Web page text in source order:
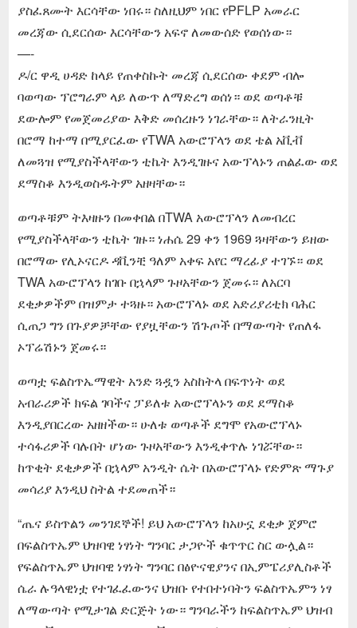
ያስፈጸሙት እርሳቸው ነበሩ። ስለዚህም ነበር የPFLP አመራር
መረጃው ሲደርሰው እርሳቸውን አፍኖ ለመውሰድ የወሰነው።
—-
ዶ/ር ዋዲ ሀዳድ ከላይ የጠቀስኩት መረጃ ሲደርሰው ቀደም ብሎ
ባወጣው ፕሮግራም ላይ ለውጥ ለማድረግ ወሰነ። ወደ ወጣቶቹ
ደውሎም የመጀመሪያው እቅድ መሰረዙን ነገራቸው። ለትራንዚት
በሮማ ከተማ በሚያርፈው የTWA አውሮፕላን ወደ ቴል አቪቭ
ለመጓዝ የሚያስችላቸውን ቲኬት እንዲገዙና አውፕላኑን ጠልፈው ወደ
ደማስቆ እንዲወስዱትም አዘዛቸው።
ወጣቶቹም ትእዛዙን በመቀበል በTWA አውሮፕላን ለመብረር
የሚያስችላቸውን ቲኬት ገዙ። ነሐሴ 29 ቀን 1969 ጓዛቸውን ይዘው
በሮማው የሊኦናርዶ ዳቪንቺ ዓለም አቀፍ አየር ማረፊያ ተገኙ። ወደ
TWA አውሮፕላን ከገቡ በኋላም ጉዞአቸውን ጀመሩ። ለአርባ
ደቂቃዎችም በዝምታ ተጓዙ። አውሮፕላኑ ወደ አድሪያሪቲክ ባሕር
ሲጠጋ ግን በጉያዎቻቸው የያዟቸውን ሽጉጦች በማውጣት የጠለፋ
ኦፕሬሽኑን ጀመሩ።
ወጣቷ ፍልስጥኤማዊት አንድ ጓዷን አስከትላ በፍጥነት ወደ
አብራሪዎች ክፍል ገባችና ፓይለቱ አውሮፕላኑን ወደ ደማስቆ
እንዲያበርረው አዘዘችው። ሁለቱ ወጣቶች ደግሞ የአውሮፕላኑ
ተሳፋሪዎች ባሉበት ሆነው ጉዞአቸውን እንዲቀጥሉ ነገሯቸው።
ከጥቂት ደቂቃዎች በኋላም አንዲት ሴት በአውሮፕላኑ የድምጽ ማጉያ
መሳሪያ እንዲህ ስትል ተደመጠች።
“ጤና ይስጥልን መንገደኞች! ይህ አውሮፕላን ከአሁኗ ደቂቃ ጀምሮ
በፍልስጥኤም ህዝባዊ ነፃነት ግንባር ታጋዮች ቁጥጥር ስር ውሏል።
የፍልስጥኤም ህዝባዊ ነፃነት ግንባር በፅዮናዊያንና በኢምፔሪያሊስቶች
ሴራ ሉዓላዊነቷ የተገፈፈውንና ህዝቡ የተበተነባትን ፍልስጥኤምን ነፃ
ለማውጣት የሚታገል ድርጅት ነው። ግንባራችን ከፍልስጥኤም ህዝብ